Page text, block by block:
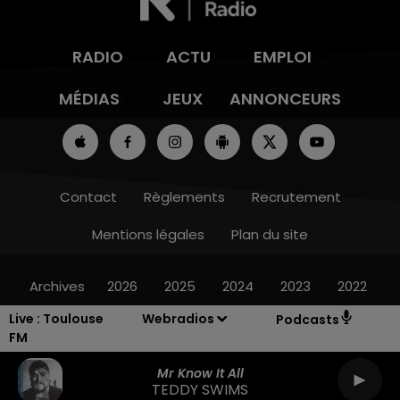
Live : Toulouse
FM
Webradios Podcasts
Mr Know It All
TEDDY SWIMS
RADIO ACTU
EMPLOI
MÉDIAS
JEUX ANNONCEURS
Contact Règlements
Recrutement
Mentions légales
Plan du site
Archives 2026 2025 2024 2023 2022